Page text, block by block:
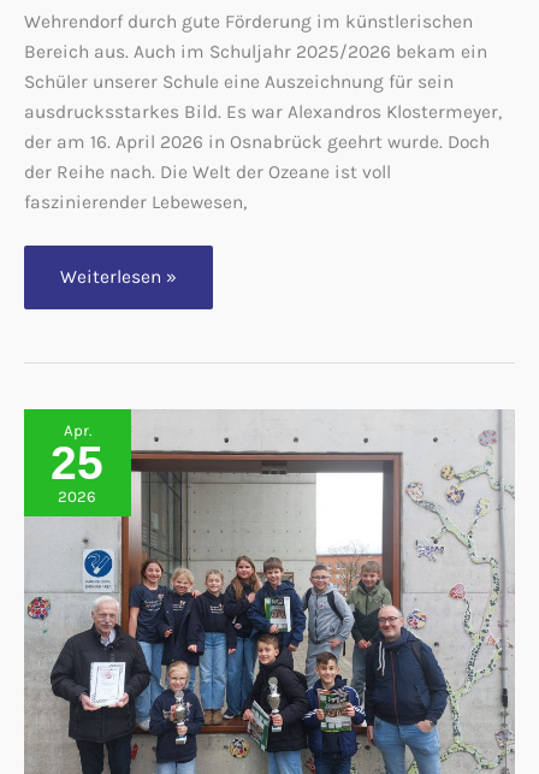
Wehrendorf durch gute Förderung im künstlerischen
Bereich aus. Auch im Schuljahr 2025/2026 bekam ein
Schüler unserer Schule eine Auszeichnung für sein
ausdrucksstarkes Bild. Es war Alexandros Klostermeyer,
der am 16. April 2026 in Osnabrück geehrt wurde. Doch
der Reihe nach. Die Welt der Ozeane ist voll
faszinierender Lebewesen,
Alexandros
holt
Preis
der
Volksbanken!
Weiterlesen »
Apr.
25
2026